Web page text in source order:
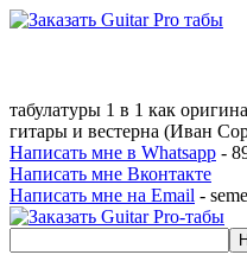
табулатуры 1 в 1 как
гитары и вестерна (Иван
Написать мне в Whatsapp -
Написать мне Вконтакте
Написать мне на Email -